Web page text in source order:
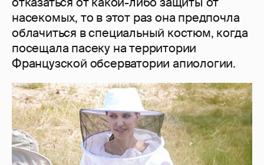
насекомых, то в этот раз она предпочла
облачиться в специальный костюм, когда
посещала пасеку на территории
Французской обсерватории апиологии.